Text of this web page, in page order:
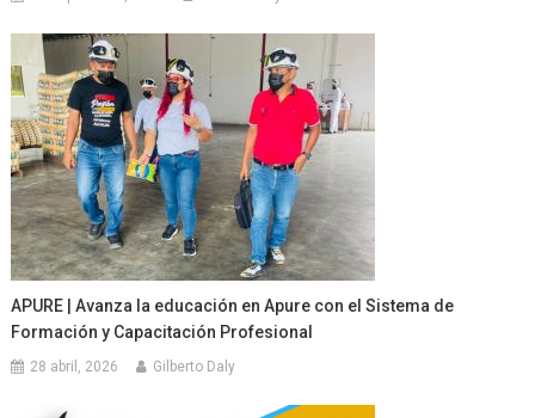
APURE | Avanza la educación en Apure con el Sistema de
Formación y Capacitación Profesional
28 abril, 2026 Gilberto Daly